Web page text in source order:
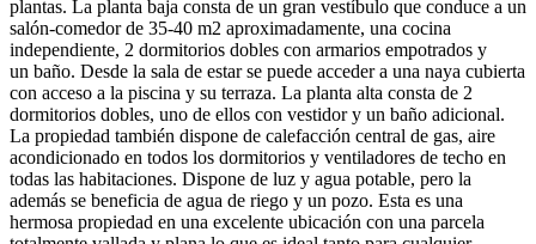
plantas. La planta baja consta de un gran vestíbulo que conduce a un
salón-comedor de 35-40 m2 aproximadamente, una cocina
independiente, 2 dormitorios dobles con armarios empotrados y
un baño. Desde la sala de estar se puede acceder a una naya cubierta
con acceso a la piscina y su terraza. La planta alta consta de 2
dormitorios dobles, uno de ellos con vestidor y un baño adicional.
La propiedad también dispone de calefacción central de gas, aire
acondicionado en todos los dormitorios y ventiladores de techo en
todas las habitaciones. Dispone de luz y agua potable, pero la
además se beneficia de agua de riego y un pozo. Esta es una
hermosa propiedad en una excelente ubicación con una parcela